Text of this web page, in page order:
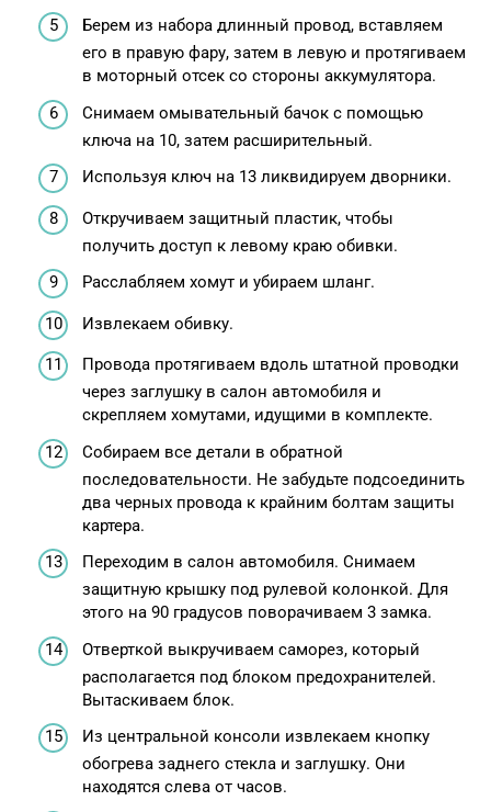
Берем из набора длинный провод, вставляем
его в правую фару, затем в левую и протягиваем
в моторный отсек со стороны аккумулятора.
Снимаем омывательный бачок с помощью
ключа на 10, затем расширительный.
Используя ключ на 13 ликвидируем дворники.
Откручиваем защитный пластик, чтобы
получить доступ к левому краю обивки.
Расслабляем хомут и убираем шланг.
Извлекаем обивку.
Провода протягиваем вдоль штатной проводки
через заглушку в салон автомобиля и
скрепляем хомутами, идущими в комплекте.
Собираем все детали в обратной
последовательности. Не забудьте подсоединить
два черных провода к крайним болтам защиты
картера.
Переходим в салон автомобиля. Снимаем
защитную крышку под рулевой колонкой. Для
этого на 90 градусов поворачиваем 3 замка.
Отверткой выкручиваем саморез, который
располагается под блоком предохранителей.
Вытаскиваем блок.
Из центральной консоли извлекаем кнопку
обогрева заднего стекла и заглушку. Они
находятся слева от часов.